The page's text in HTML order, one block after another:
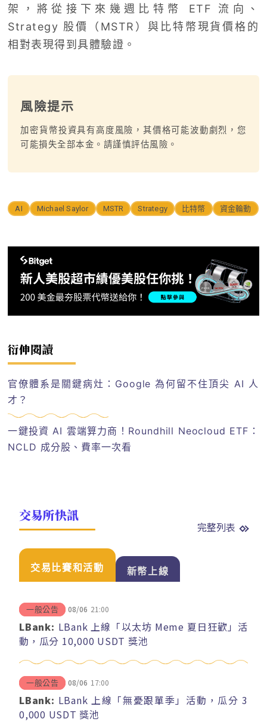
架，將從接下來幾週比特幣 ETF 流向、
Strategy 股價（MSTR）與比特幣現貨價格的
相對表現得到具體驗證。
風險提示
加密貨幣投資具有高度風險，其價格可能波動劇烈，您
可能損失全部本金。請謹慎評估風險。
AI Michael Saylor MSTR Strategy 比特幣 資金輪動
衍伸閱讀
官僚體系是關鍵病灶：Google 為何留不住頂尖 AI 人
才？
一鍵投資 AI 雲端算力商！Roundhill Neocloud ETF：
NCLD 成分股、費率一次看
交易所快訊
完整列表
交易比賽和活動 新幣上線
一般公告 08/06 21:00
LBank: LBank 上線「以太坊 Meme 夏日狂歡」活
動，瓜分 10,000 USDT 獎池
一般公告 08/06 17:00
LBank: LBank 上線「無憂跟單季」活動，瓜分 3
0,000 USDT 獎池